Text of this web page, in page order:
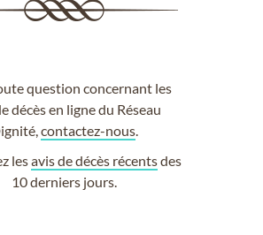
question concernant les
décès en ligne du Réseau
contactez-nous
lesavis de décès récentsdes
10 derniers jours.